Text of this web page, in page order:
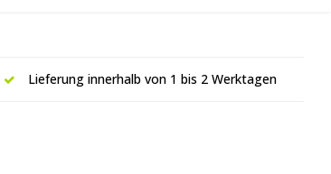
Lieferung innerhalb von 1 bis 2 Werktagen